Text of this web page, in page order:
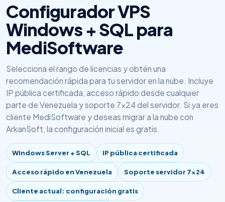
Configurador VPS
Windows + SQL para
MediSoftware
Selecciona el rango de licencias y obtén una
recomendación rápida para tu servidor en la nube. Incluye
IP pública certificada, acceso rápido desde cualquier
parte de Venezuela y soporte 7x24 del servidor. Si ya eres
cliente MediSoftware y deseas migrar a la nube con
ArkanSoft, la configuración inicial es gratis.
Windows Server + SQL IP pública certificada
Acceso rápido en Venezuela Soporte servidor 7x24
Cliente actual: configuración gratis